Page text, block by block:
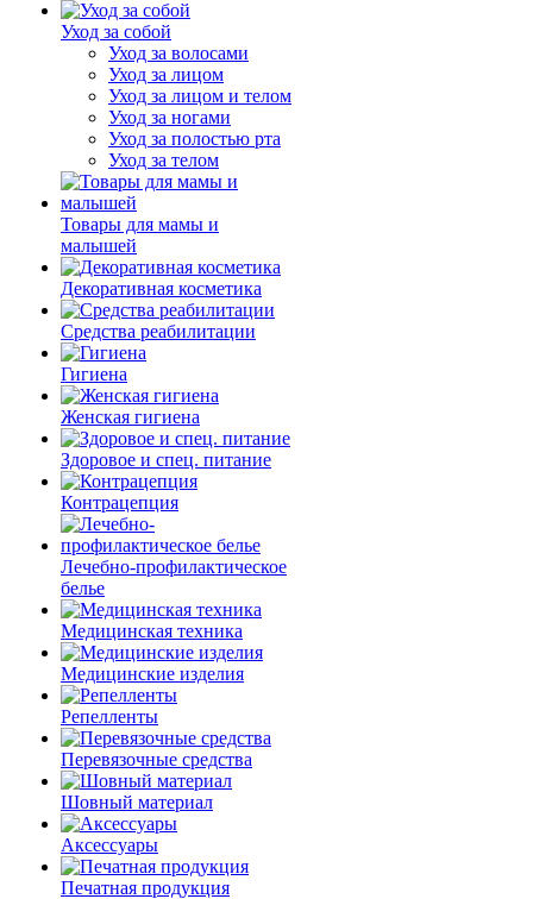
Уход за собой
Уход за волосами
Уход за лицом
Уход за лицом и телом
Уход за ногами
Уход за полостью рта
Уход за телом
Товары для мамы и
малышей
Декоративная косметика
Средства реабилитации
Гигиена
Женская гигиена
Здоровое и спец. питание
Контрацепция
Лечебно-профилактическое
белье
Медицинская техника
Медицинские изделия
Репелленты
Перевязочные средства
Шовный материал
Аксессуары
Печатная продукция